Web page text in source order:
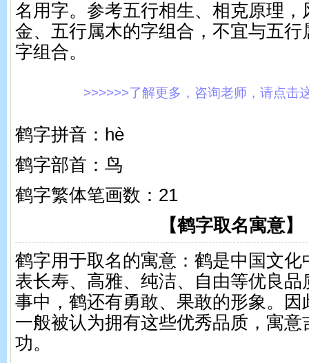
名用字。参考五行相生、相克原理，
金、五行属木的字组合，不宜与五行
字组合。
>>>>>>了解更多，咨询老师，请点击
鹤字拼音：hè
鹤字部首：鸟
鹤字繁体笔画数：21
【鹤字取名寓意】
鹤字用于取名的寓意：鹤是中国文化
表长寿、高雅、纯洁、自由等优良
事中，鹤还有勇敢、果敢的形象。因
一般被认为拥有这些优秀品质，寓意
功。